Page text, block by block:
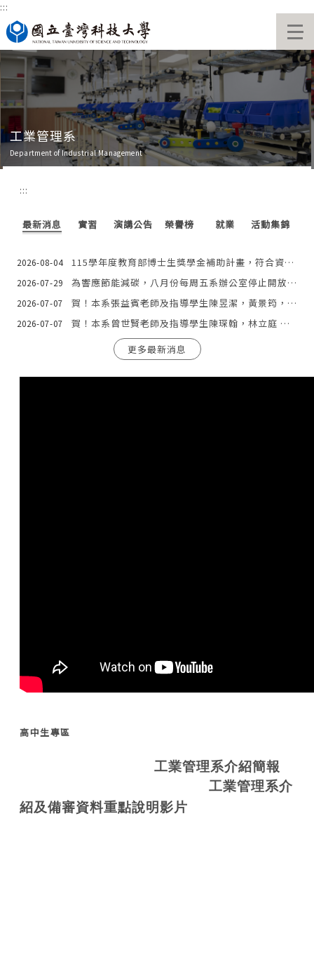
跳
到
主
要
內
容
區
:::
工業管理系
Department of Industrial Management
:::
最新消息 實習 演講公告 榮譽榜 就業 活動集錦
2026-08-04 115學年度教育部博士生獎學金補助計畫，符合資格擬申請者，請於115年9月8日（二）15:00前繳送至系辦公室，逾期恕不受理。
2026-07-29 為響應節能減碳，八月份每周五系辦公室停止開放(News Update)During the summer vacation, IM office will be closed every Friday in August.
2026-07-07 賀！本系張益賓老師及指導學生陳昱潔，黃景筠，陳庭蓁榮獲 2026年全國工業工程與管理大學生專題論文與技術報告競賽 服務系統與科技管理組 佳作
2026-07-07
賀！本系曾世賢老師及指導學生陳琛翰，林立庭 榮獲 2026年全國工業工程與管理大學生專題論文與技術報告競賽 生產系統與智慧製造組 第三名
更多最新消息
高中生專區
工業管理系介紹簡報
工業管理系介
紹及備審資料重點說明影片